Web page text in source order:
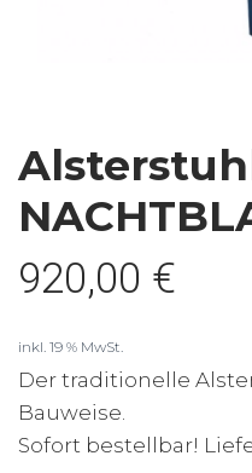
920,00 €
inkl. 19 % MwSt.
Der traditionelle
Bauweise.
Sofort bestellbar!